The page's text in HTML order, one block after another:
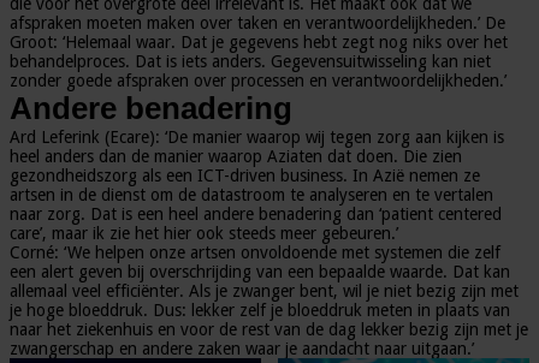
afspraken moeten maken over taken en verantwoordelijkheden.’ De
Groot: ‘Helemaal waar. Dat je gegevens hebt zegt nog niks over het
behandelproces. Dat is iets anders. Gegevensuitwisseling kan niet
zonder goede afspraken over processen en verantwoordelijkheden.’
Andere benadering
Ard Leferink (Ecare): ‘De manier waarop wij tegen zorg aan kijken is
heel anders dan de manier waarop Aziaten dat doen. Die zien
gezondheidszorg als een ICT-driven business. In Azië nemen ze
artsen in de dienst om de datastroom te analyseren en te vertalen
naar zorg. Dat is een heel andere benadering dan ‘patient centered
care’, maar ik zie het hier ook steeds meer gebeuren.’
Corné: ‘We helpen onze artsen onvoldoende met systemen die zelf
een alert geven bij overschrijding van een bepaalde waarde. Dat kan
allemaal veel efficiënter. Als je zwanger bent, wil je niet bezig zijn met
je hoge bloeddruk. Dus: lekker zelf je bloeddruk meten in plaats van
naar het ziekenhuis en voor de rest van de dag lekker bezig zijn met je
zwangerschap en andere zaken waar je aandacht naar uitgaan.’